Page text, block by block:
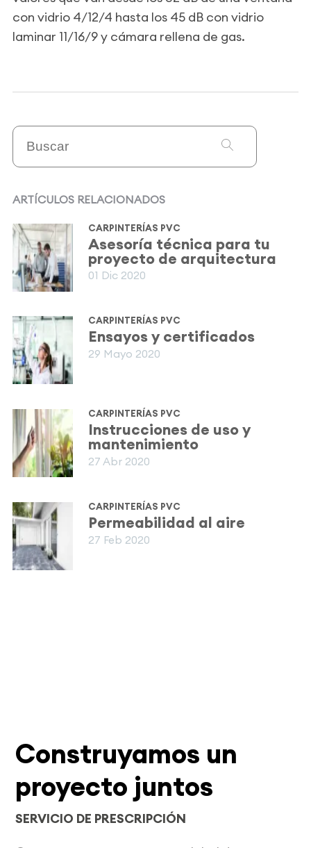
con vidrio 4/12/4 hasta los 45 dB con vidrio
laminar 11/16/9 y cámara rellena de gas.
ARTÍCULOS RELACIONADOS
CARPINTERÍAS PVC
Asesoría técnica para tu
proyecto de arquitectura
01 Dic 2020
CARPINTERÍAS PVC
Ensayos y certificados
29 Mayo 2020
CARPINTERÍAS PVC
Instrucciones de uso y
mantenimiento
27 Abr 2020
CARPINTERÍAS PVC
Permeabilidad al aire
27 Feb 2020
Construyamos un
proyecto juntos
SERVICIO DE PRESCRIPCIÓN